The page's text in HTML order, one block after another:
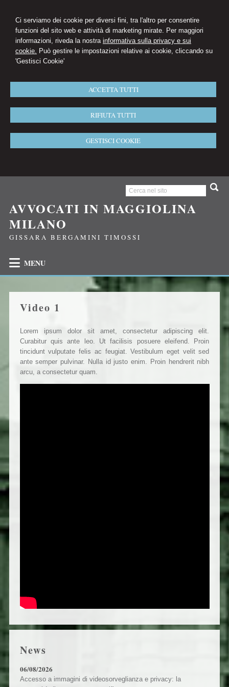
Ci serviamo dei cookie per diversi fini, tra l'altro per consentire
funzioni del sito web e attività di marketing mirate. Per maggiori
informazioni, riveda la nostra informativa sulla privacy e sui
cookie. Può gestire le impostazioni relative ai cookie, cliccando su
'Gestisci Cookie'
ACCETTA TUTTI
RIFIUTA TUTTI
GESTISCI COOKIE
AVVOCATI IN MAGGIOLINA
MILANO
GISSARA BERGAMINI TIMOSSI
MENU
Video 1
Lorem ipsum dolor sit amet, consectetur adipiscing elit.
Curabitur quis ante leo. Ut facilisis posuere eleifend. Proin
tincidunt vulputate felis ac feugiat. Vestibulum eget velit sed
ante semper pulvinar. Nulla id justo enim. Proin hendrerit nibh
arcu, a consectetur quam.
News
06/08/2026
Accesso a immagini di videosorveglianza e privacy: la